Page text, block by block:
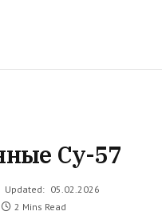
Су-57
Updated: 05.02.2026
2 Mins Read